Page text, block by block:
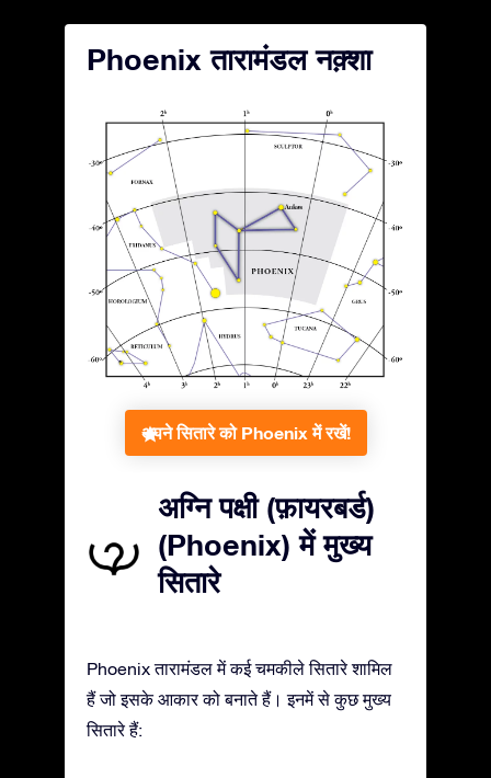
Phoenix तारामंडल नक़्शा
अपने सितारे को Phoenix में रखें!
अग्नि पक्षी (फ़ायरबर्ड)
(Phoenix) में मुख्य
सितारे
Phoenix तारामंडल में कई चमकीले सितारे शामिल
हैं जो इसके आकार को बनाते हैं। इनमें से कुछ मुख्य
सितारे हैं: